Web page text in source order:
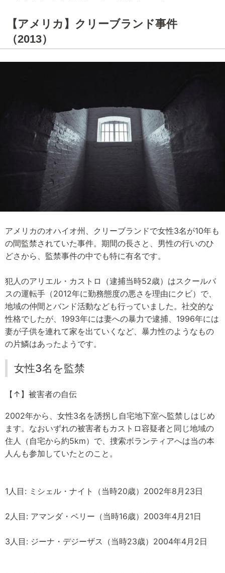
【アメリカ】クリーブランド事件
（2013）
アメリカのオハイオ州、クリーブランドで女性3名が10年も
の間監禁されていた事件。期間の長さと、男性の行いのひ
どさから、監禁事件の中でも特に有名です。
犯人のアリエル・カストロ（逮捕当時52歳）はスクールバ
スの運転手（2012年に勤務態度の悪さを理由にクビ）で、
地域の仲間とバンド活動なども行っていました。社交的な
性格でしたが、1993年には妻への暴力で逮捕、1996年には
妻が子供を連れて家を出ていくなど、暴力性のようなもの
の片鱗はあったようです。
女性3名を監禁
【↑】被害者の自伝
2002年から、女性3名を誘拐し自宅地下室へ監禁しはじめ
ます。なおいずれの被害者もカストロ容疑者と同じ地域の
住人（自宅から約5km）で、捜索ボランティアへは当の本
人んも参加していたとのこと。
1人目: ミシェル・ナイト（当時20歳）2002年8月23日
2人目: アマンダ・ベリー（当時16歳）2003年4月21日
3人目: ジーナ・デジーザス（当時23歳）2004年4月2日